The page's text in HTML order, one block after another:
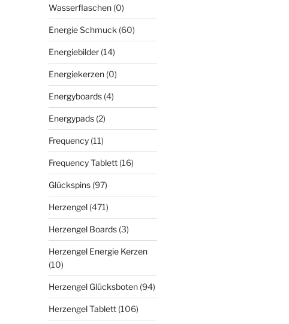
Wasserflaschen (0)
Energie Schmuck (60)
Energiebilder (14)
Energiekerzen (0)
Energyboards (4)
Energypads (2)
Frequency (11)
Frequency Tablett (16)
Glückspins (97)
Herzengel (471)
Herzengel Boards (3)
Herzengel Energie Kerzen
(10)
Herzengel Glücksboten (94)
Herzengel Tablett (106)